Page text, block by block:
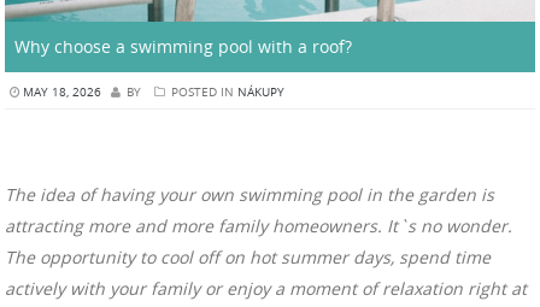
Why choose a swimming pool with a roof?
MAY 18, 2026 BY POSTED IN NÁKUPY
The idea of ​​having your own swimming pool in the garden is
attracting more and more family homeowners. It`s no wonder.
The opportunity to cool off on hot summer days, spend time
actively with your family or enjoy a moment of relaxation right at